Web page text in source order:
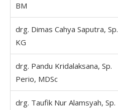
BM
drg. Dimas Cahya Saputra, Sp.
KG
drg. Pandu Kridalaksana, Sp.
Perio, MDSc
drg. Taufik Nur Alamsyah, Sp.